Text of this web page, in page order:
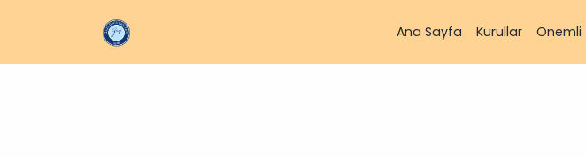
Ana Sayfa Kurullar Önemli